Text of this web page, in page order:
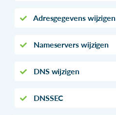
Adresgegevens wijzigen
Nameservers wijzigen
DNS wijzigen
DNSSEC